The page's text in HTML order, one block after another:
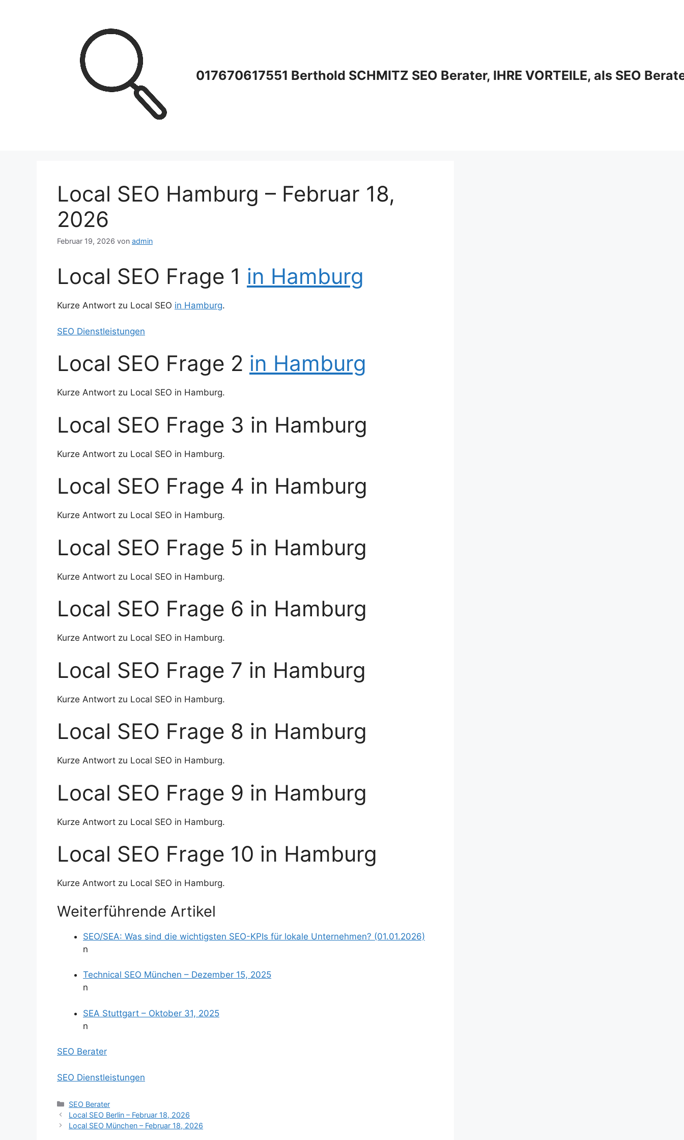
017670617551 Berthold SCHMITZ SEO Berater, IHRE VORTEILE, als SEO
Local SEO Hamburg – Februar 18,
2026
Februar 19, 2026 von admin
Local SEO Frage 1 in Hamburg
Kurze Antwort zu Local SEO in Hamburg.
SEO Dienstleistungen
Local SEO Frage 2 in Hamburg
Kurze Antwort zu Local SEO in Hamburg.
Local SEO Frage 3 in Hamburg
Kurze Antwort zu Local SEO in Hamburg.
Local SEO Frage 4 in Hamburg
Kurze Antwort zu Local SEO in Hamburg.
Local SEO Frage 5 in Hamburg
Kurze Antwort zu Local SEO in Hamburg.
Local SEO Frage 6 in Hamburg
Kurze Antwort zu Local SEO in Hamburg.
Local SEO Frage 7 in Hamburg
Kurze Antwort zu Local SEO in Hamburg.
Local SEO Frage 8 in Hamburg
Kurze Antwort zu Local SEO in Hamburg.
Local SEO Frage 9 in Hamburg
Kurze Antwort zu Local SEO in Hamburg.
Local SEO Frage 10 in Hamburg
Kurze Antwort zu Local SEO in Hamburg.
Weiterführende Artikel
SEO/SEA: Was sind die wichtigsten SEO-KPIs für lokale Unternehmen? (01.01.2026)
n
Technical SEO München – Dezember 15, 2025
n
SEA Stuttgart – Oktober 31, 2025
n
SEO Berater
SEO Dienstleistungen
Kategorien
SEO Berater
Local SEO Berlin – Februar 18, 2026
Local SEO München – Februar 18, 2026